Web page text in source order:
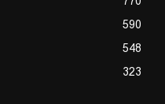
590
548
323